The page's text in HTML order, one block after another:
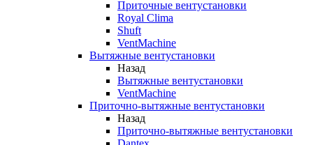
Приточные вентустановки
Royal Clima
Shuft
VentMachine
Вытяжные вентустановки
Назад
Вытяжные вентустановки
VentMachine
Приточно-вытяжные вентустановки
Назад
Приточно-вытяжные вентустановки